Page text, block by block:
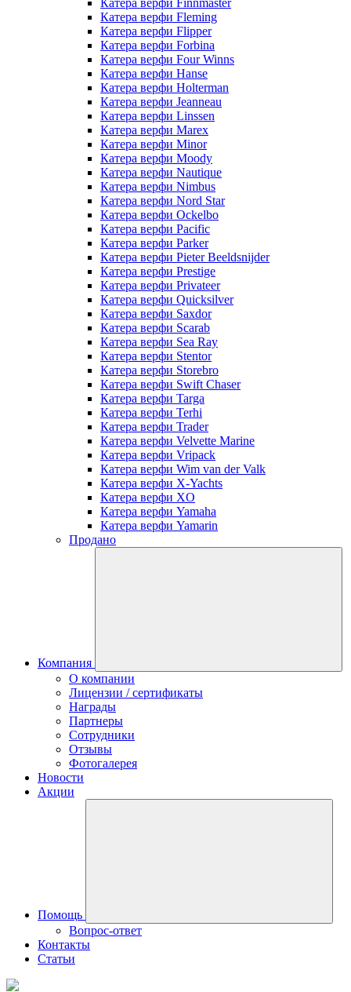
Катера верфи Finnmaster
Катера верфи Fleming
Катера верфи Flipper
Катера верфи Forbina
Катера верфи Four Winns
Катера верфи Hanse
Катера верфи Holterman
Катера верфи Jeanneau
Катера верфи Linssen
Катера верфи Marex
Катера верфи Minor
Катера верфи Moody
Катера верфи Nautique
Катера верфи Nimbus
Катера верфи Nord Star
Катера верфи Ockelbo
Катера верфи Pacific
Катера верфи Parker
Катера верфи Pieter Beeldsnijder
Катера верфи Prestige
Катера верфи Privateer
Катера верфи Quicksilver
Катера верфи Saxdor
Катера верфи Scarab
Катера верфи Sea Ray
Катера верфи Stentor
Катера верфи Storebro
Катера верфи Swift Chaser
Катера верфи Targa
Катера верфи Terhi
Катера верфи Trader
Катера верфи Velvette Marine
Катера верфи Vripack
Катера верфи Wim van der Valk
Катера верфи X-Yachts
Катера верфи XO
Катера верфи Yamaha
Катера верфи Yamarin
Продано
Компания
О компании
Лицензии / сертификаты
Награды
Партнеры
Сотрудники
Отзывы
Фотогалерея
Новости
Акции
Помощь
Вопрос-ответ
Контакты
Статьи